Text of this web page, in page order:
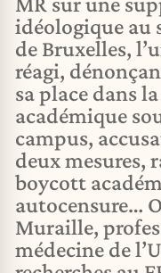
idéologique au
de Bruxelles,
réagi,
sa place dans
académique
campus,
deux mesures,
boycott
autocensure…
Muraille,
médecine de